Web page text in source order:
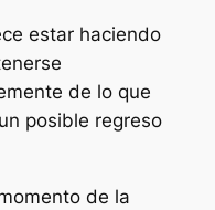
estar haciendo
de lo que
posible regreso
de la